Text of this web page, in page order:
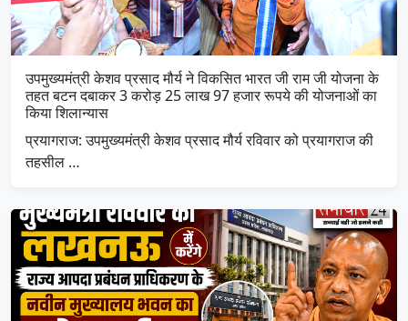
उपमुख्यमंत्री केशव प्रसाद मौर्य ने विकसित भारत जी राम जी योजना के
तहत बटन दबाकर 3 करोड़ 25 लाख 97 हजार रूपये की योजनाओं का
किया शिलान्यास
प्रयागराज: उपमुख्यमंत्री केशव प्रसाद मौर्य रविवार को प्रयागराज की
तहसील …